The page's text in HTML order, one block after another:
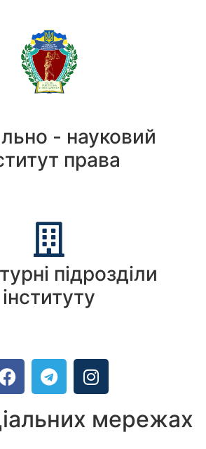
- науковий
права
підрозділи
інституту
мережах